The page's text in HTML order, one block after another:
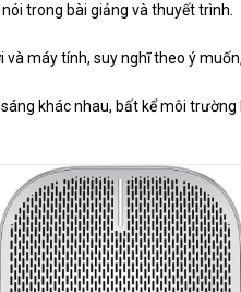
trong bài giảng và thuyết trình.
máy tính, suy nghĩ theo ý
khác nhau, bất kể môi